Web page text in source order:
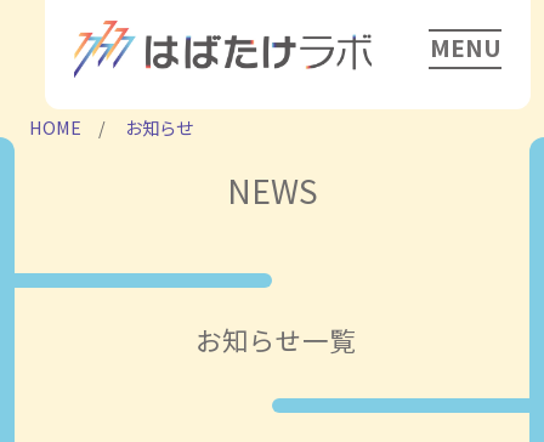
MENU
HOME お知らせ
NEWS
お知らせ一覧